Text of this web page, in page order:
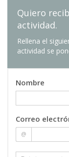
-
- Verbos
- Uso de
a) La
c) Las
Quiero
actividad.
Rellena el
actividad se
Nombre
Correo
@